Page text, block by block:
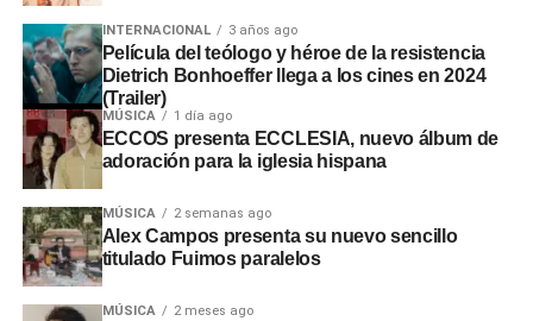
locales y regionales adoptar medidas urgentes para
proteger viviendas, familias y zonas de cultivo.
INTERNACIONAL 3 años ago
Película del teólogo y héroe de la resistencia
Dietrich Bonhoeffer llega a los cines en 2024
(Trailer)
MÚSICA 1 día ago
ECCOS presenta ECCLESIA, nuevo álbum de
adoración para la iglesia hispana
MÚSICA 2 semanas ago
Alex Campos presenta su nuevo sencillo
titulado Fuimos paralelos
MÚSICA 2 meses ago